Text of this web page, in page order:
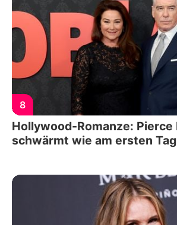
8
Hollywood-Romanze: Pierce
schwärmt wie am ersten Tag